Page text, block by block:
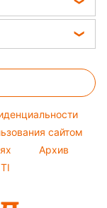
сайтом
Архив